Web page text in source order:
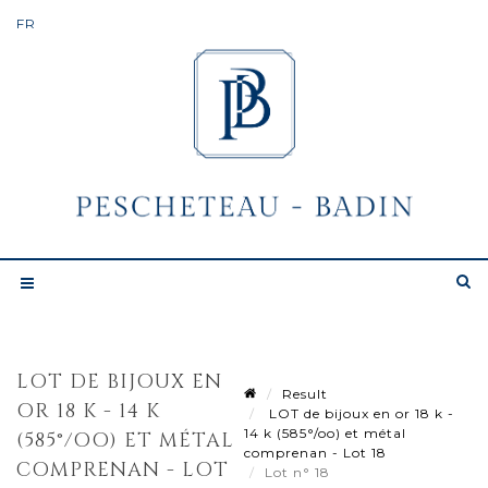
LOT DE BIJOUX EN
OR 18 K - 14 K
(585°/OO) ET MÉTAL
COMPRENAN - LOT
Result
LOT de bijoux en or 18 k -
14 k (585°/oo) et métal
comprenan - Lot 18
Lot n° 18